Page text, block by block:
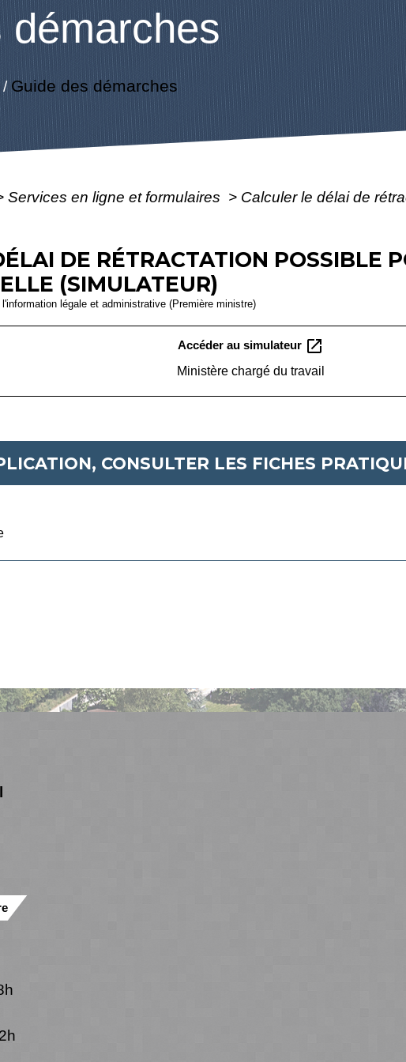
démarches
Guide des démarches
Services en ligne et formulaires > Calculer le délai de
DE RÉTRACTATION POSSIBLE
(SIMULATEUR)
légale et administrative (Première ministre)
Accéder au simulateur open_in_new
Ministère chargé du travail
CONSULTER LES FICHES